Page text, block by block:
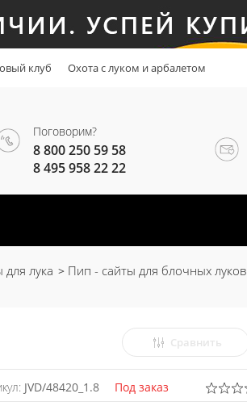
клуб Охота с луком и арбалетом
Поговорим?
8 800 250 59 58
8 495 958 22 22
лука Пип - сайты для блочных луков
Сравнить
JVD/48420_1.8 Под заказ